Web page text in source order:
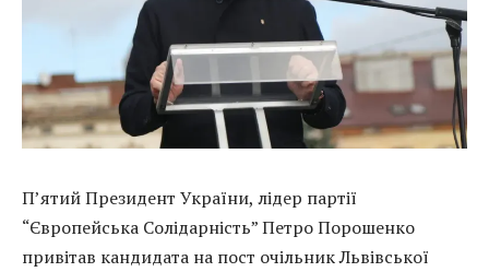
П’ятий Президент України, лідер партії
“Європейська Солідарність” Петро Порошенко
привітав кандидата на пост очільник Львівської